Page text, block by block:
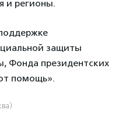
и регионы.
защиты
Фонда президентских
помощь».